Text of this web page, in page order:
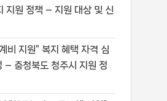
지원 정책 – 지원 대상 및 신
비 지원” 복지 혜택 자격 심
– 충청북도 청주시 지원 정